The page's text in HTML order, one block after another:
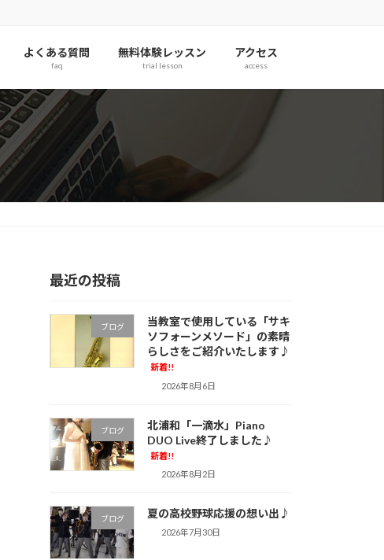
よくある質問
faq
無料体験レッスン
trial lesson
アクセス
access
最近の投稿
ブログ
当教室で使用している「サキ
ソフォーンメソード」の素晴
らしさをご紹介いたします♪
新着!!
2026年8月6日
ブログ
北浦和「一滴水」Piano
DUO Live終了しました♪
新着!!
2026年8月2日
ブログ 夏の高校野球応援の想い出♪
2026年7月30日